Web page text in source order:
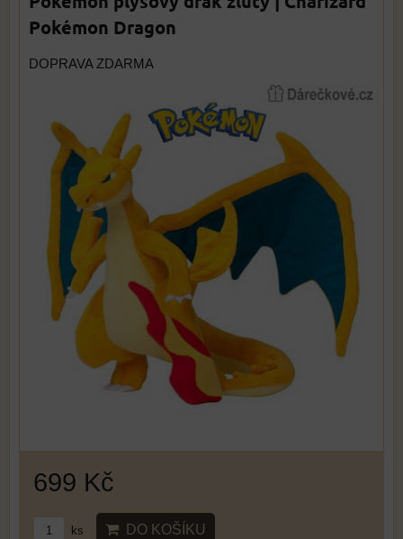
Pokémon Dragon
DOPRAVA ZDARMA
699 Kč
ks DO KOŠÍKU